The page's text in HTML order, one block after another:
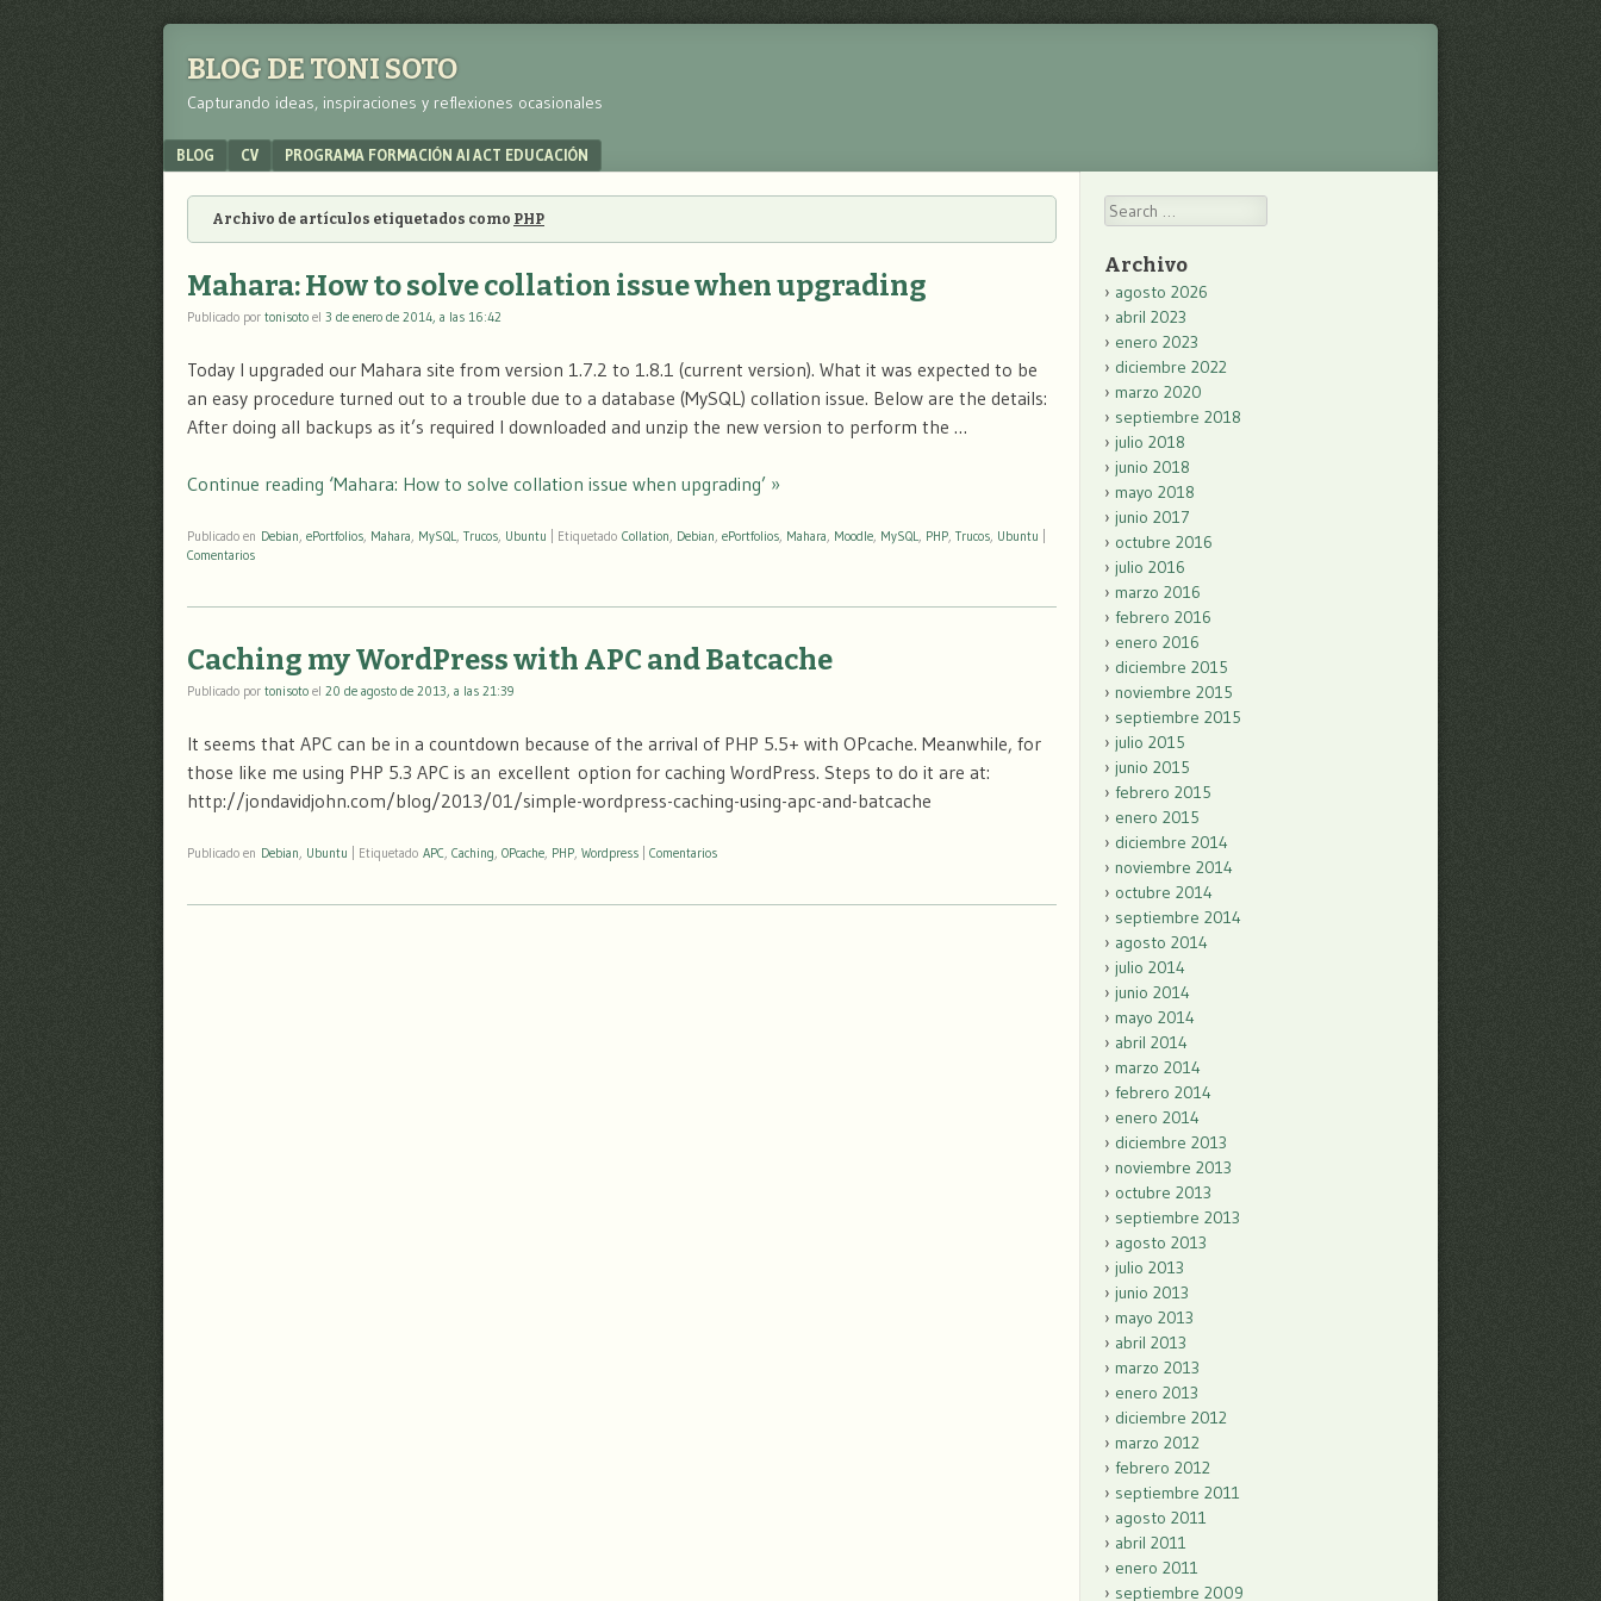
BLOG DE TONI SOTO
Capturando ideas, inspiraciones y reflexiones ocasionales
Menu
SKIP TO CONTENT
BLOG CV PROGRAMA FORMACIÓN AI ACT EDUCACIÓN
Archivo de artículos etiquetados como PHP
Mahara: How to solve collation issue when upgrading
Publicado por tonisoto el 3 de enero de 2014, a las 16:42
Today I upgraded our Mahara site from version 1.7.2 to 1.8.1 (current version). What it was expected to be
an easy procedure turned out to a trouble due to a database (MySQL) collation issue. Below are the details:
After doing all backups as it’s required I downloaded and unzip the new version to perform the …
Continue reading ‘Mahara: How to solve collation issue when upgrading’ »
Publicado en Debian, ePortfolios, Mahara, MySQL, Trucos, Ubuntu Etiquetado Collation, Debian, ePortfolios, Mahara, Moodle, MySQL, PHP, Trucos, Ubuntu
Comentarios
Caching my WordPress with APC and Batcache
Publicado por tonisoto el 20 de agosto de 2013, a las 21:39
It seems that APC can be in a countdown because of the arrival of PHP 5.5+ with OPcache. Meanwhile, for
those like me using PHP 5.3 APC is an excellent option for caching WordPress. Steps to do it are at:
http://jondavidjohn.com/blog/2013/01/simple-wordpress-caching-using-apc-and-batcache
Publicado en Debian Ubuntu Etiquetado APC Caching OPcache PHP Wordpress Comentarios
Search
Archivo
agosto 2026
abril 2023
enero 2023
diciembre 2022
marzo 2020
septiembre 2018
julio 2018
junio 2018
mayo 2018
junio 2017
octubre 2016
julio 2016
marzo 2016
febrero 2016
enero 2016
diciembre 2015
noviembre 2015
septiembre 2015
julio 2015
junio 2015
febrero 2015
enero 2015
diciembre 2014
noviembre 2014
octubre 2014
septiembre 2014
agosto 2014
julio 2014
junio 2014
mayo 2014
abril 2014
marzo 2014
febrero 2014
enero 2014
diciembre 2013
noviembre 2013
octubre 2013
septiembre 2013
agosto 2013
julio 2013
junio 2013
mayo 2013
abril 2013
marzo 2013
enero 2013
diciembre 2012
marzo 2012
febrero 2012
septiembre 2011
agosto 2011
abril 2011
enero 2011
septiembre 2009